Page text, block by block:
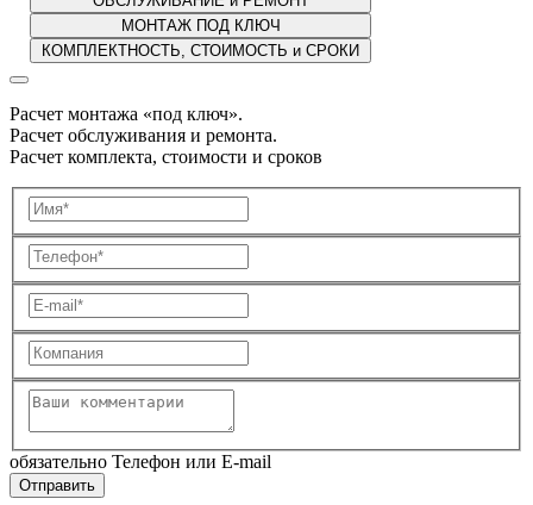
Расчет монтажа «под ключ».
Расчет обслуживания и ремонта.
Расчет комплекта, стоимости и сроков
обязательно Телефон или E-mail